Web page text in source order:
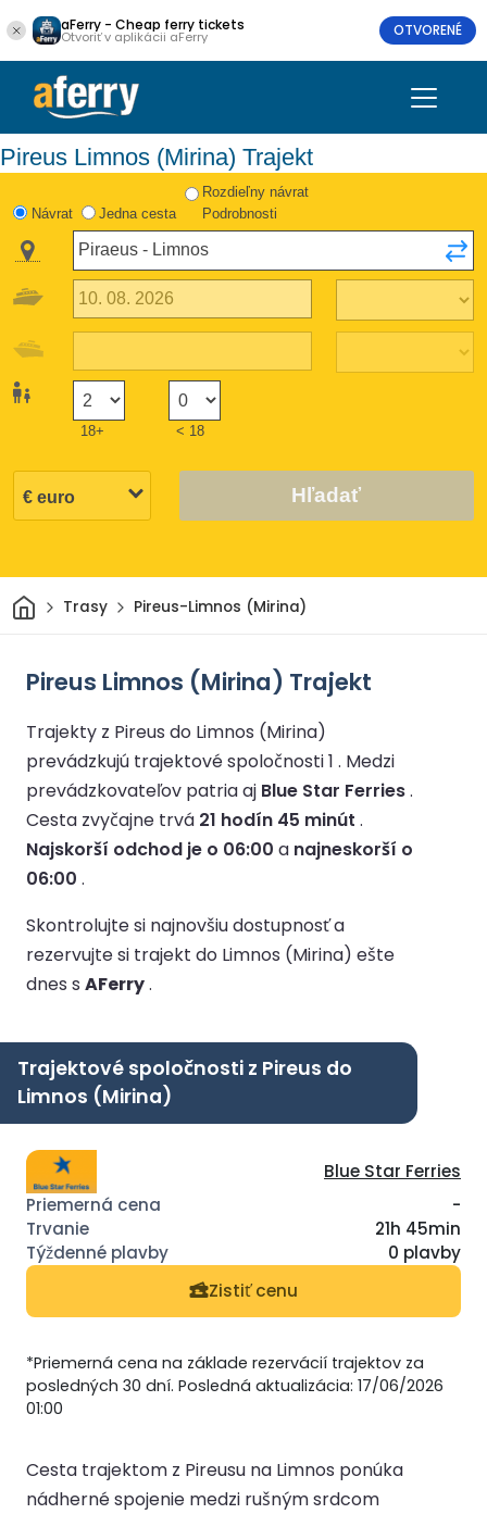
aFerry - Cheap ferry tickets
Otvoriť v aplikácii aFerry OTVORENÉ
Pireus Limnos (Mirina) Trajekt
Návrat Jedna cesta
Rozdieľny návrat
Podrobnosti
18+ < 18
Hľadať
Domov
Trasy Pireus-Limnos (Mirina)
Pireus Limnos (Mirina) Trajekt
Trajekty z Pireus do Limnos (Mirina)
prevádzkujú trajektové spoločnosti 1 . Medzi
prevádzkovateľov patria aj Blue Star Ferries.
Cesta zvyčajne trvá 21 hodín 45 minút .
Najskorší odchod je o 06:00 a najneskorší o
06:00 .
Skontrolujte si najnovšiu dostupnosť a
rezervujte si trajekt do Limnos (Mirina) ešte
dnes s AFerry.
Trajektové spoločnosti z Pireus do
Limnos (Mirina)
Blue Star Ferries
-
21h 45min
0 plavby
Zistiť cenu
*Priemerná cena na základe rezervácií trajektov za
posledných 30 dní. Posledná aktualizácia: 17/06/2026
01:00
Cesta trajektom z Pireusu na Limnos ponúka
nádherné spojenie medzi rušným srdcom